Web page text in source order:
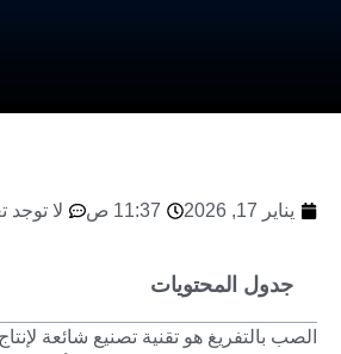
يناير 17, 2026 11:37 ص لا توجد
جدول المحتويات
الصب بالتفريغ هو تقنية تصنيع شائعة